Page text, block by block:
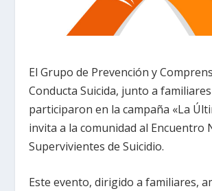
El Grupo de Prevención y
Conducta Suicida, junto a
participaron en la campaña «La
invita a la comunidad al Encuentro
Supervivientes de Suicidio.
Este evento, dirigido a familiares,